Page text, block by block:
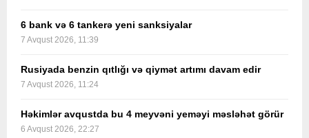
6 bank və 6 tankerə yeni sanksiyalar
7 Avqust 2026, 11:39
Rusiyada benzin qıtlığı və qiymət artımı davam edir
7 Avqust 2026, 11:24
Həkimlər avqustda bu 4 meyvəni yeməyi məsləhət görür
6 Avqust 2026, 22:27